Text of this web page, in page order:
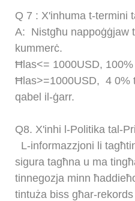
Q 7 : X'inhuma t-termini
A: Nistgħu nappoġġjaw
kummerċ.
Ħlas<= 1000USD,
Ħlas>=1000USD, 4 0%
qabel il-ġarr.
Q8. X'inhi l-Politika tal-
L-informazzjoni li
sigura tagħna u ma
tinnegozja minn
tintuża biss għar-